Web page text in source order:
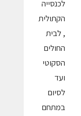
לכנסייה
הקתולית
, לבית
החולים
הסקוטי
ועד
לסיום
במתחם